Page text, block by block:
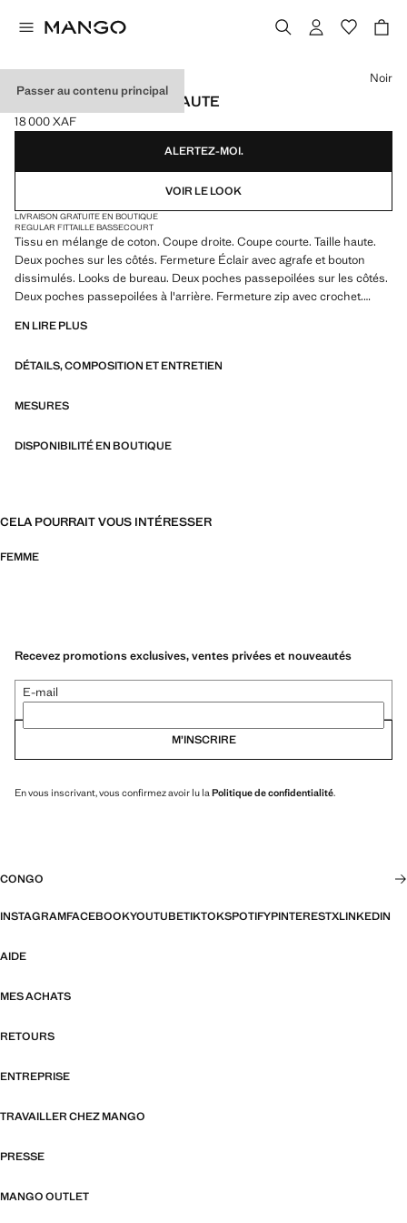
Passer au contenu principal
SHORT DROIT TAILLE HAUTE
Prix actuel [18 000 XAF ]
18 000 XAF
Choisissez une couleur
Noir
ALERTEZ-MOI.
VOIR LE LOOK
LIVRAISON GRATUITE EN BOUTIQUE
REGULAR FITTAILLE BASSECOURT
Tissu en mélange de coton. Coupe droite. Coupe courte. Taille haute.
Deux poches sur les côtés. Fermeture Éclair avec agrafe et bouton
dissimulés. Looks de bureau. Deux poches passepoilées sur les côtés.
Deux poches passepoilées à l'arrière. Fermeture zip avec crochet.
EN LIRE PLUS
DÉTAILS, COMPOSITION ET ENTRETIEN
MESURES
DISPONIBILITÉ EN BOUTIQUE
CELA POURRAIT VOUS INTÉRESSER
FEMME
Recevez promotions exclusives, ventes privées et nouveautés
E-mail
M’INSCRIRE
En vous inscrivant, vous confirmez avoir lu la Politique de confidentialité.
CONGO
INSTAGRAMFACEBOOKYOUTUBETIKTOKSPOTIFYPINTERESTXLINKEDIN
AIDE
MES ACHATS
RETOURS
ENTREPRISE
TRAVAILLER CHEZ MANGO
PRESSE
MANGO OUTLET